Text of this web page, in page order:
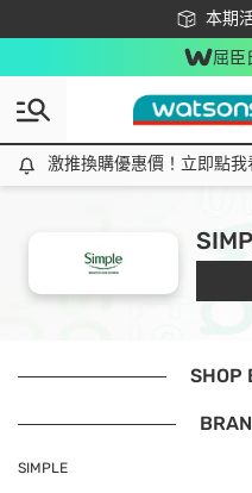
本期
下載
屈臣
激推換購優惠價！立即點我看
激推換購優惠價！立即點我
SHOP
SIMPLE